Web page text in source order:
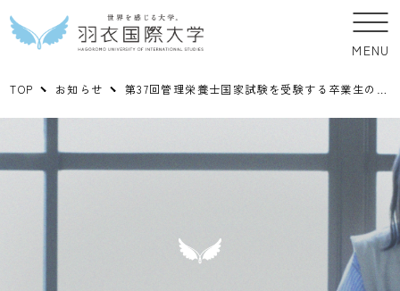
MENU
TOP お知らせ 第37回管理栄養士国家試験を受験する卒業生のみなさん